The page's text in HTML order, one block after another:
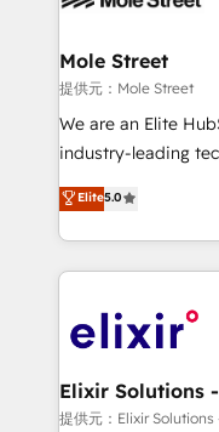
Healthcare: HIPAA
workflows 💼
workflows; audit-
intake; pipeline
revenue
portfolio and
HIPAA-aware;
implementations where
built to scale.
Mole Street
提供元：Mole Street
We are an Elite
industry-leading
consultancy. Our
market B2B
approach to
applications of our
Design, Migrations +
greatness, which
absolute clarity,
Elite5.0
提供元：Elixir Solutions